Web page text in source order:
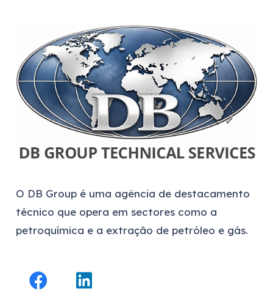
O DB Group é uma agência de destacamento
técnico que opera em sectores como a
petroquímica e a extração de petróleo e gás.